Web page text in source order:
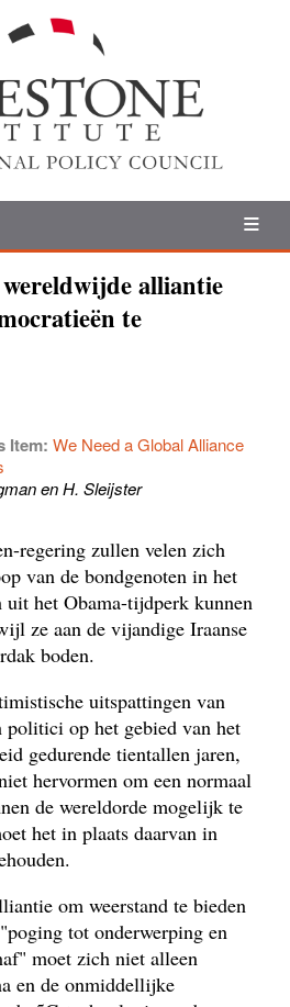
alliantie
te
Item: We Need a Global Alliance
en H. Sleijster
regering zullen velen zich
van de bondgenoten in het
uit het Obama-tijdperk kunnen
ze aan de vijandige Iraanse
boden.
uitspattingen van
politici op het gebied van het
gedurende tientallen jaren,
hervormen om een normaal
de wereldorde mogelijk te
het in plaats daarvan in
om weerstand te bieden
tot onderwerping en
moet zich niet alleen
en de onmiddellijke